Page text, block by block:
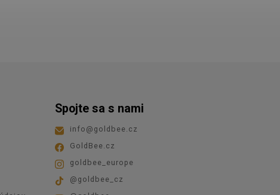
Spojte sa s nami
info @ goldbee.cz
GoldBee.cz
goldbee_europe
@goldbee_cz